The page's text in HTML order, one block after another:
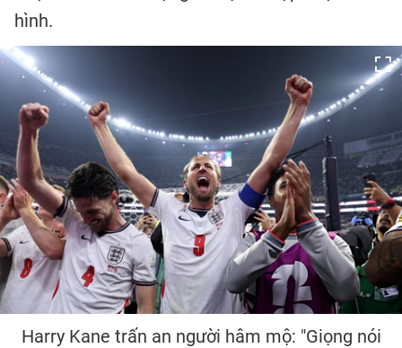
hình.
Harry Kane trấn an người hâm mộ: "Giọng nói